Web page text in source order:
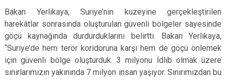
Bakan Yerlikaya, Suriye’nin kuzeyine gerçekleştirilen
harekâtlar sonrasında oluşturulan güvenli bölgeler sayesinde
göçü kaynağında durdurduklarını belirtti. Bakan Yerlikaya,
“Suriye’de hem terör koridoruna karşı hem de göçü önlemek
için güvenli bölge oluşturduk. 3 milyonu İdlib olmak üzere
sınırlarımızın yakınında 7 milyon insan yaşıyor. Sınırımızdan bu